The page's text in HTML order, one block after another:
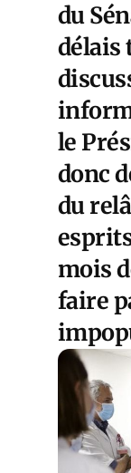
du
délais
le
donc
du
mois
faire